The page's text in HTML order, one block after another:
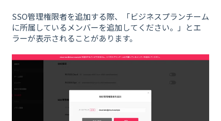
SSO管理権限者を追加する際、「ビジネスプランチーム
に所属しているメンバーを追加してください。」とエ
ラーが表示されることがあります。